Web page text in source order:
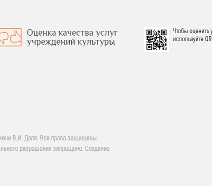
Чтобы оценить
используйте
В.И. Даля. Все права защищены.
разрешения запрещено. Создание